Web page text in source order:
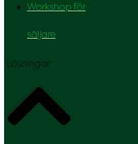
Workshop för
säljare
Lösningar